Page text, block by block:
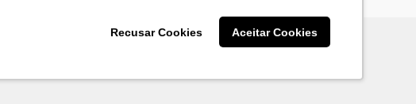
Recusar Cookies Aceitar Cookies